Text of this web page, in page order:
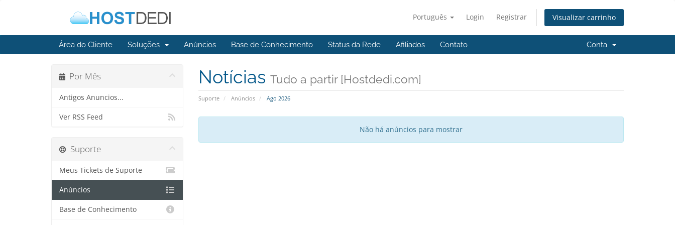
Português Login Registrar Visualizar carrinho
Área do Cliente Soluções Anúncios Base de Conhecimento Status da Rede Afiliados Contato Conta
Notícias Tudo a partir [Hostdedi.com]
Suporte Anúncios Ago 2026
Por Mês
Antigos Anuncios...
Ver RSS Feed
Não há anúncios para mostrar
Suporte
Meus Tickets de Suporte
Anúncios
Base de Conhecimento